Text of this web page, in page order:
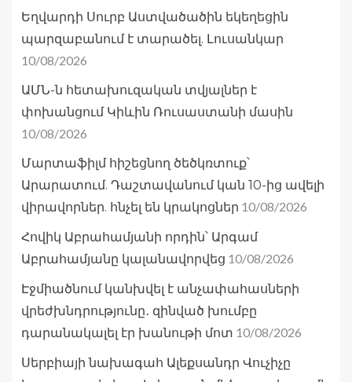
Եղվարդի Սուրբ Աստվածածին եկեղեցին
պարզաբանում է տարածել. Լուսանկար
10/08/2026
ԱՄՆ-ն հետախուզական տվյալներ է
փոխանցում Կիևին Ռուսաստանի մասին
10/08/2026
Մարտաֆիլմ հիշեցնող ծեծկռտուք՝
Արարատում. Դաշտավանում կան 10-ից ավելի
վիրավորներ. հնչել են կրակոցներ 10/08/2026
Հովիկ Աբրահամյանի որդին՝ Արգամ
Աբրահամյանը կալանավորվեց 10/08/2026
Էջմիածնում կանխվել է անչափահասների
վրեժխնդրությունը․ զինված խումբը
դարանակալել էր խանութի մոտ 10/08/2026
Սերբիայի նախագահ Ալեքսանդր Վուչիչը